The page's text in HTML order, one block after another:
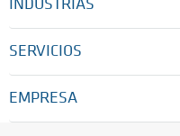
INDUSTRIAS
SERVICIOS
EMPRESA